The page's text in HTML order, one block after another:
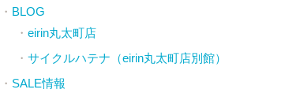
BLOG
eirin丸太町店
サイクルハテナ（eirin丸太町店別館）
SALE情報